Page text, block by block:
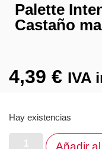
Palette
Castaño
4,39 € IVA
Hay existencias
Añadir